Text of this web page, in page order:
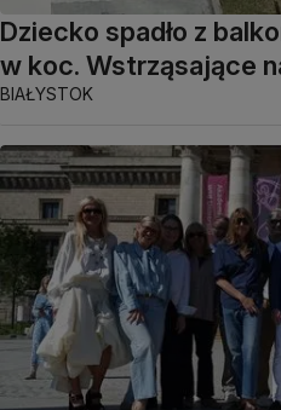
Dziecko spadło z
w koc. Wstrząsające
BIAŁYSTOK